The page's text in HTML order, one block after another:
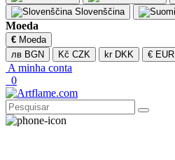
Slovenščina
Moeda
€ Moeda
лв BGN
Kč CZK kr DKK € EUR
A minha conta
0